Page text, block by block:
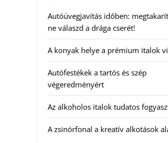
Autóüvegjavítás időben:
ne válaszd a drága cserét!
A konyak helye a prémium italok
Autófestékek a tartós és szép
végeredményért
Az alkoholos italok tudatos
A zsinórfonal a kreatív alkotások